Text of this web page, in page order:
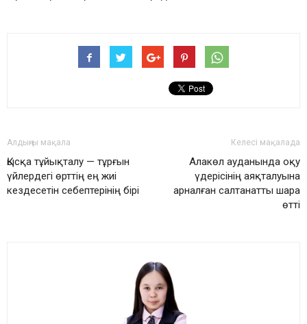
Алдыңғы мақала
Қысқа тұйықталу — тұрғын
үйлердегі өрттің ең жиі
кездесетін себептерінің бірі
Келесі мақалада
Алакөл ауданында оқу
үдерісінің аяқталуына
арналған салтанатты шара
өтті